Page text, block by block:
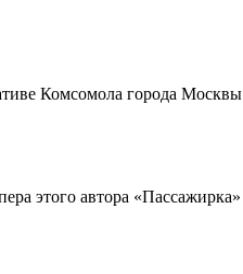
Комсомола города Москвы
этого автора «Пассажирка»